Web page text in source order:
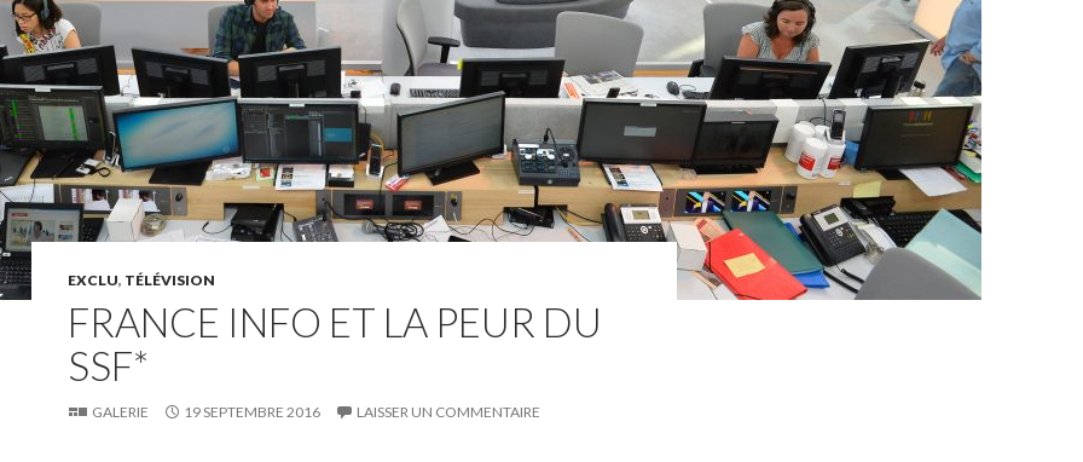
EXCLU, TÉLÉVISION
FRANCE INFO ET LA PEUR DU
SSF*
GALERIE 19 SEPTEMBRE 2016 LAISSER UN COMMENTAIRE